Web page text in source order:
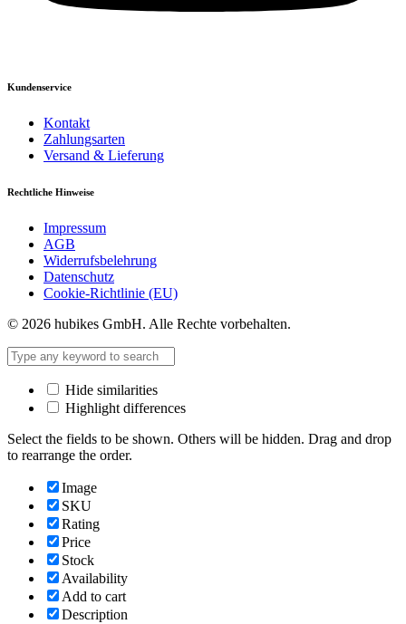
Kundenservice
Kontakt
Zahlungsarten
Versand & Lieferung
Rechtliche Hinweise
Impressum
AGB
Widerrufsbelehrung
Datenschutz
Cookie-Richtlinie (EU)
© 2026 hubikes GmbH. Alle Rechte vorbehalten.
Hide similarities
Highlight differences
Select the fields to be shown. Others will be hidden. Drag and drop
to rearrange the order.
Image
SKU
Rating
Price
Stock
Availability
Add to cart
Description